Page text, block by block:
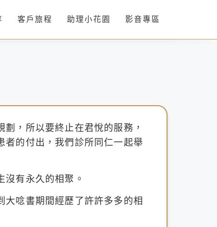
客戶旅程 助理小花園 影音專區
劃，所以要終止在君悅的服務，
者的付出，我們診所同仁一起舉
沒有永久的相聚。
大唸書期間經歷了許許多多的相